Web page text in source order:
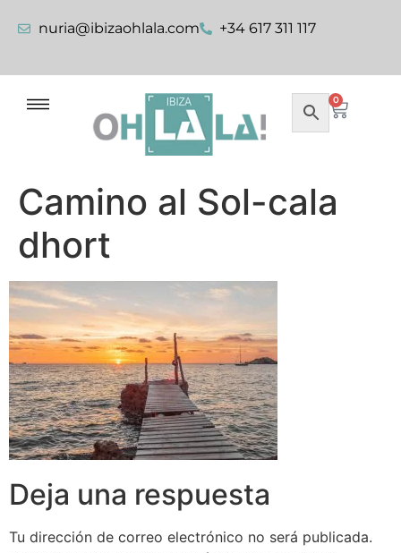
nuria@ibizaohlala.com +34 617 311 117
0
Camino al Sol-cala
dhort
Deja una respuesta
Tu dirección de correo electrónico no será publicada.